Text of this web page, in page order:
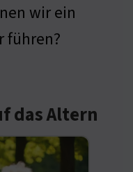
wir ein
führen?
das Altern